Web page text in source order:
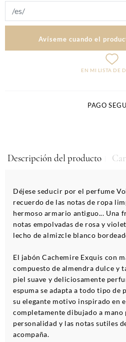
Avíseme cuando el
EN MI LISTA DE
PAGO
Descripción del producto
Déjese seducir por el perfume
recuerdo de las notas de ropa
hermoso armario antiguo... Una
notas empolvadas de rosa y
lecho de almizcle blanco
El jabón Cachemire Exquis con
compuesto de almendra dulce y
piel suave y deliciosamente
espuma se adapta a todo tipo de
su elegante motivo inspirado en
completamente dibujado a
personalidad y las notas sutiles
acompaña.